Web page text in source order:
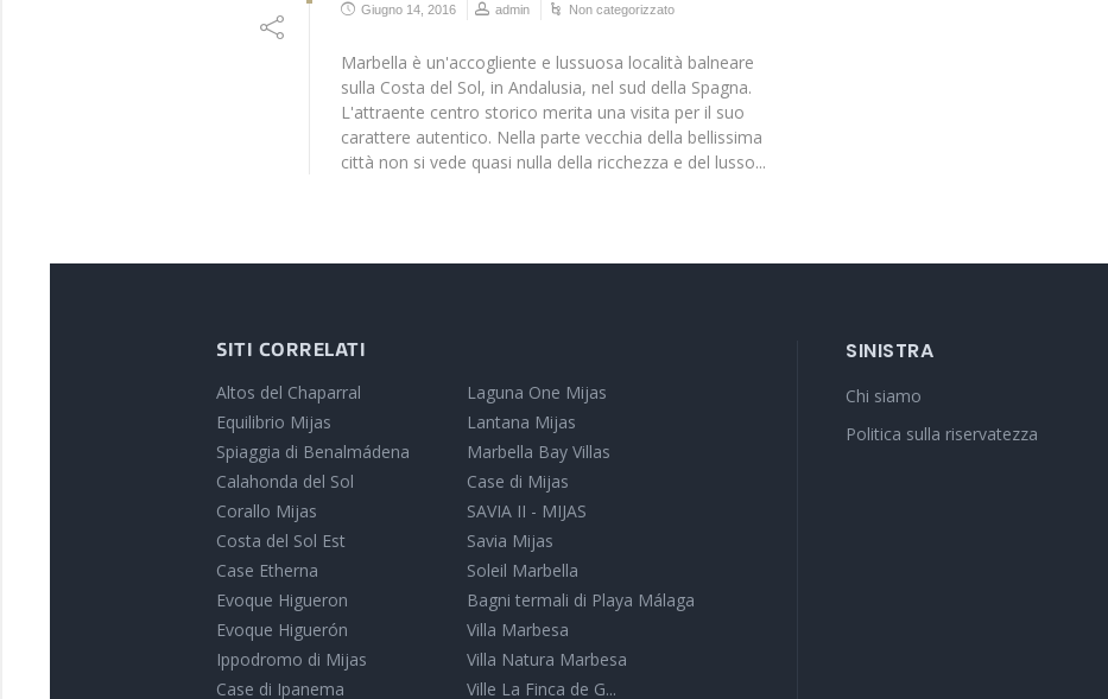
Giugno 14, 2016 admin Non categorizzato
Marbella è un'accogliente e lussuosa località balneare
sulla Costa del Sol, in Andalusia, nel sud della Spagna.
L'attraente centro storico merita una visita per il suo
carattere autentico. Nella parte vecchia della bellissima
città non si vede quasi nulla della ricchezza e del lusso...
SITI CORRELATI
Altos del Chaparral
Equilibrio Mijas
Spiaggia di Benalmádena
Calahonda del Sol
Corallo Mijas
Costa del Sol Est
Case Etherna
Evoque Higueron
Evoque Higuerón
Ippodromo di Mijas
Case di Ipanema
Laguna One Mijas
Lantana Mijas
Marbella Bay Villas
Case di Mijas
SAVIA II - MIJAS
Savia Mijas
Soleil Marbella
Bagni termali di Playa Málaga
Villa Marbesa
Villa Natura Marbesa
Ville La Finca de G...
SINISTRA
Chi siamo
Politica sulla riservatezza